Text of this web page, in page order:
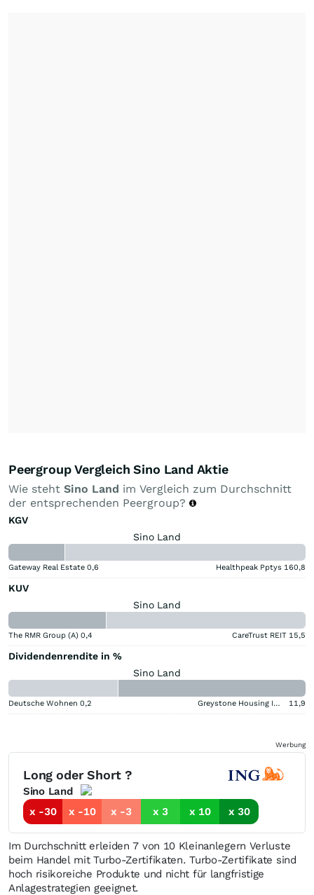
Peergroup Vergleich Sino Land Aktie
Wie steht Sino Land im Vergleich zum Durchschnitt
der entsprechenden Peergroup?
KGV
Sino Land
Gateway Real Estate 0,6 Healthpeak Pptys 160,8
KUV
Sino Land
The RMR Group (A) 0,4 CareTrust REIT 15,5
Dividendenrendite in %
Sino Land
Deutsche Wohnen 0,2 Greystone Housing Impact Investors LP Benef Unit Cert 11,9
Werbung
Long oder Short ?
Sino Land
x -30
x -10 x -3 x 3 x 10 x 30
Im Durchschnitt erleiden 7 von 10 Kleinanlegern Verluste
beim Handel mit Turbo-Zertifikaten. Turbo-Zertifikate sind
hoch risikoreiche Produkte und nicht für langfristige
Anlagestrategien geeignet.